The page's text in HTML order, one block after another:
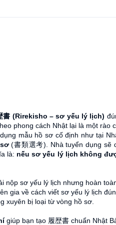
書 (Rirekisho – sơ yếu lý lịch)
phong cách Nhật lại là một rào
mẫu hồ sơ cố định như tại
sơ(書類選考). Nhà tuyển dụng sẽ
là: nếu sơ yếu lý lịch không
nộp sơ yếu lý lịch nhưng hoàn
gia về cách viết sơ yếu lý lịch
xuyên bị loại từ vòng hồ sơ.
giúp bạn tạo 履歴書 chuẩn Nhật